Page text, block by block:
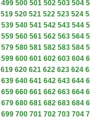
499 500 501 502 503 504
519 520 521 522 523 524
539 540 541 542 543 544
559 560 561 562 563 564
579 580 581 582 583 584
599 600 601 602 603 604
619 620 621 622 623 624
639 640 641 642 643 644
659 660 661 662 663 664
679 680 681 682 683 684
699 700 701 702 703 704